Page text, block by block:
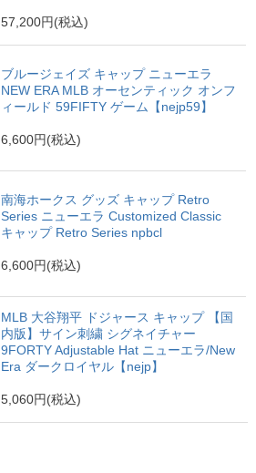
57,200円(税込)
ブルージェイズ キャップ ニューエラ
NEW ERA MLB オーセンティック オンフ
ィールド 59FIFTY ゲーム【nejp59】
6,600円(税込)
南海ホークス グッズ キャップ Retro
Series ニューエラ Customized Classic
キャップ Retro Series npbcl
6,600円(税込)
MLB 大谷翔平 ドジャース キャップ 【国
内版】サイン刺繍 シグネイチャー
9FORTY Adjustable Hat ニューエラ/New
Era ダークロイヤル【nejp】
5,060円(税込)